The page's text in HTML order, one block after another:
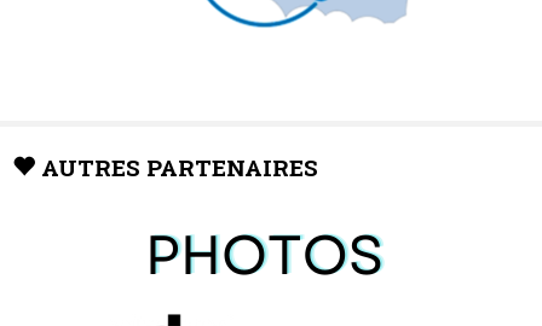
AUTRES PARTENAIRES